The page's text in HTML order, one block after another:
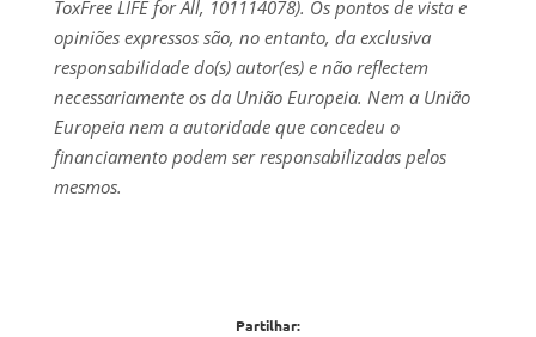
ToxFree LIFE for All, 101114078). Os pontos de vista e
opiniões expressos são, no entanto, da exclusiva
responsabilidade do(s) autor(es) e não reflectem
necessariamente os da União Europeia. Nem a União
Europeia nem a autoridade que concedeu o
financiamento podem ser responsabilizadas pelos
mesmos.
Partilhar: